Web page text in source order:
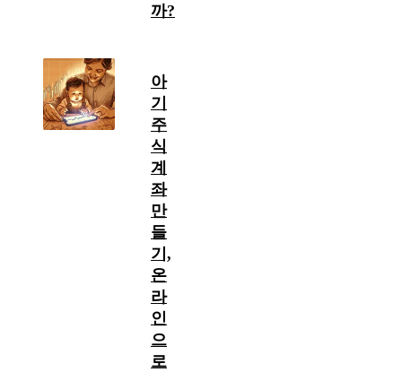
까?
아
기
주
식
계
좌
만
들
기,
온
라
인
으
로